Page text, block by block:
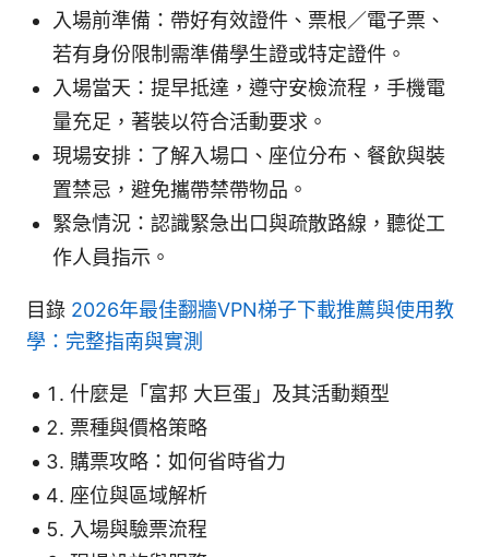
入場前準備：帶好有效證件、票根／電子票、
若有身份限制需準備學生證或特定證件。
入場當天：提早抵達，遵守安檢流程，手機電
量充足，著裝以符合活動要求。
現場安排：了解入場口、座位分布、餐飲與裝
置禁忌，避免攜帶禁帶物品。
緊急情況：認識緊急出口與疏散路線，聽從工
作人員指示。
目錄 2026年最佳翻牆VPN梯子下載推薦與使用教
學：完整指南與實測
什麼是「富邦 大巨蛋」及其活動類型
票種與價格策略
購票攻略：如何省時省力
座位與區域解析
入場與驗票流程